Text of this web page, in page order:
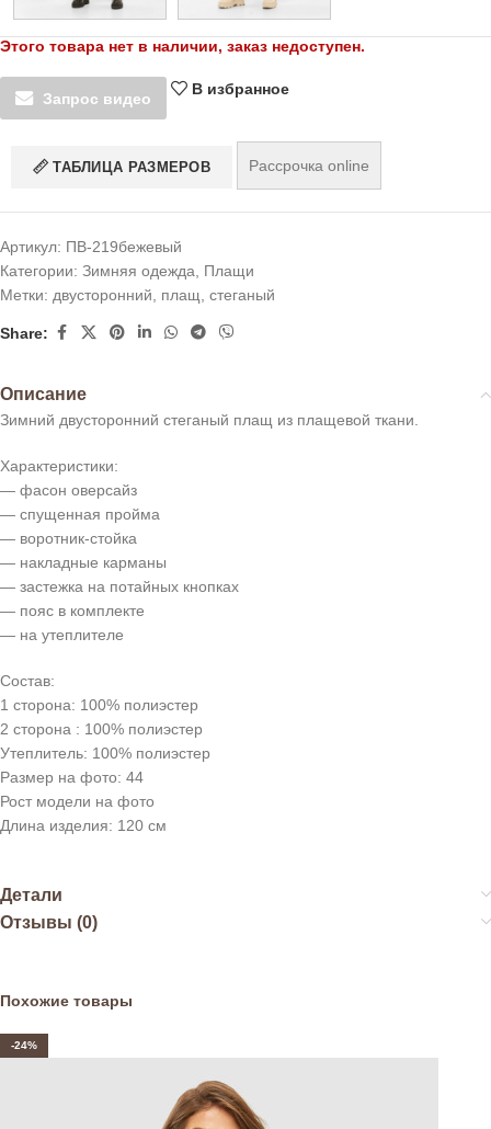
Этого товара нет в наличии, заказ недоступен.
Запрос видео
В избранное
ТАБЛИЦА РАЗМЕРОВ Рассрочка online
Артикул: ПВ-219бежевый
Категории: Зимняя одежда, Плащи
Метки: двусторонний, плащ, стеганый
Share:
Описание
Зимний двусторонний стеганый плащ из плащевой ткани.
Характеристики:
— фасон оверсайз
— спущенная пройма
— воротник-стойка
— накладные карманы
— застежка на потайных кнопках
— пояс в комплекте
— на утеплителе
Состав:
1 сторона: 100% полиэстер
2 сторона : 100% полиэстер
Утеплитель: 100% полиэстер
Размер на фото: 44
Рост модели на фото
Длина изделия: 120 см
Детали
Отзывы (0)
Похожие товары
-24%